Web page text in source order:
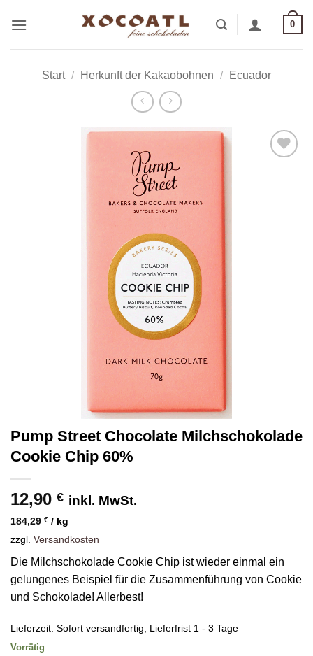
Inhalt
0
Start / Herkunft der Kakaobohnen / Ecuador
Pump Street Chocolate Milchschokolade
Cookie Chip 60%
12,90 € inkl. MwSt.
184,29 € / kg
zzgl. Versandkosten
Die Milchschokolade Cookie Chip ist wieder einmal ein
gelungenes Beispiel für die Zusammenführung von Cookie
und Schokolade! Allerbest!
Lieferzeit: Sofort versandfertig, Lieferfrist 1 - 3 Tage
Vorrätig